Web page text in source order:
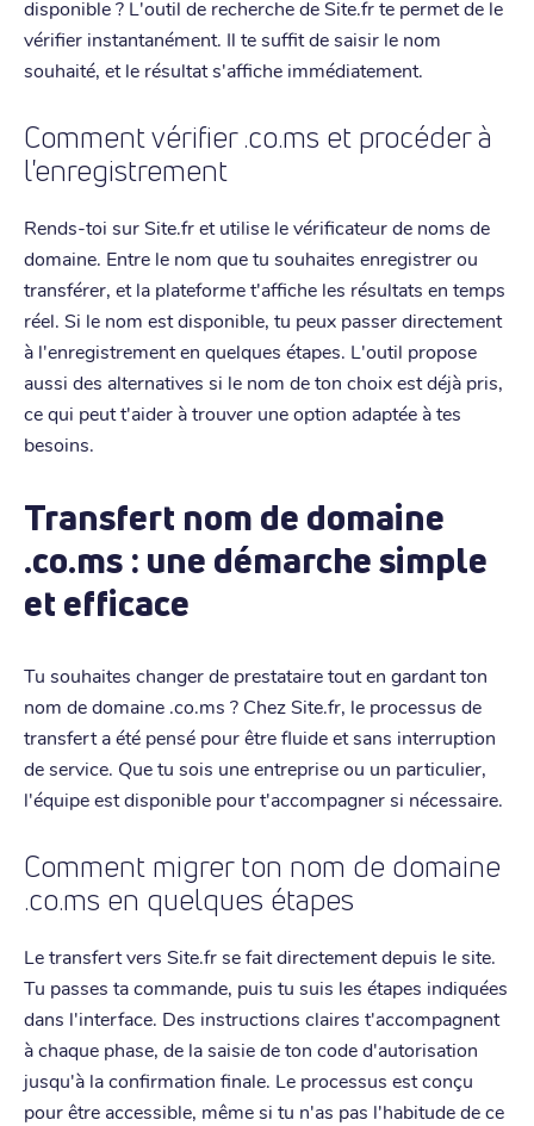
disponible ? L'outil de recherche de Site.fr te permet de le
vérifier instantanément. Il te suffit de saisir le nom
souhaité, et le résultat s'affiche immédiatement.
Comment vérifier .co.ms et procéder à
l'enregistrement
Rends-toi sur Site.fr et utilise le vérificateur de noms de
domaine. Entre le nom que tu souhaites enregistrer ou
transférer, et la plateforme t'affiche les résultats en temps
réel. Si le nom est disponible, tu peux passer directement
à l'enregistrement en quelques étapes. L'outil propose
aussi des alternatives si le nom de ton choix est déjà pris,
ce qui peut t'aider à trouver une option adaptée à tes
besoins.
Transfert nom de domaine
.co.ms : une démarche simple
et efficace
Tu souhaites changer de prestataire tout en gardant ton
nom de domaine .co.ms ? Chez Site.fr, le processus de
transfert a été pensé pour être fluide et sans interruption
de service. Que tu sois une entreprise ou un particulier,
l'équipe est disponible pour t'accompagner si nécessaire.
Comment migrer ton nom de domaine
.co.ms en quelques étapes
Le transfert vers Site.fr se fait directement depuis le site.
Tu passes ta commande, puis tu suis les étapes indiquées
dans l'interface. Des instructions claires t'accompagnent
à chaque phase, de la saisie de ton code d'autorisation
jusqu'à la confirmation finale. Le processus est conçu
pour être accessible, même si tu n'as pas l'habitude de ce